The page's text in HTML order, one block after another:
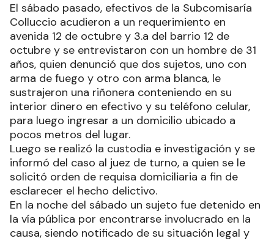
El sábado pasado, efectivos de la Subcomisaría
Colluccio acudieron a un requerimiento en
avenida 12 de octubre y 3.a del barrio 12 de
octubre y se entrevistaron con un hombre de 31
años, quien denunció que dos sujetos, uno con
arma de fuego y otro con arma blanca, le
sustrajeron una riñonera conteniendo en su
interior dinero en efectivo y su teléfono celular,
para luego ingresar a un domicilio ubicado a
pocos metros del lugar.
Luego se realizó la custodia e investigación y se
informó del caso al juez de turno, a quien se le
solicitó orden de requisa domiciliaria a fin de
esclarecer el hecho delictivo.
En la noche del sábado un sujeto fue detenido en
la vía pública por encontrarse involucrado en la
causa, siendo notificado de su situación legal y